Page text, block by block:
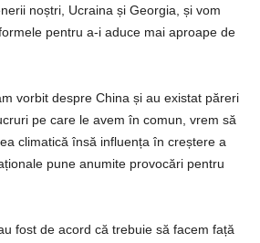
noștri, Ucraina și Georgia, și vom
pentru a-i aduce mai aproape de
vorbit despre China și au existat păreri
pe care le avem în comun, vrem să
climatică însă influența în creștere a
pune anumite provocări pentru
fost de acord că trebuie să facem față